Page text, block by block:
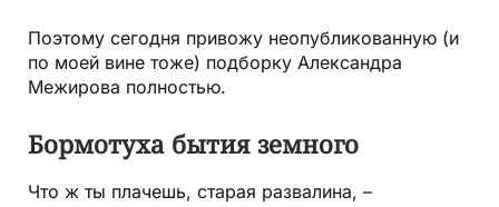
Поэтому сегодня привожу неопубликованную (и
по моей вине тоже) подборку Александра
Межирова полностью.
Бормотуха бытия земного
Что ж ты плачешь, старая развалина, –